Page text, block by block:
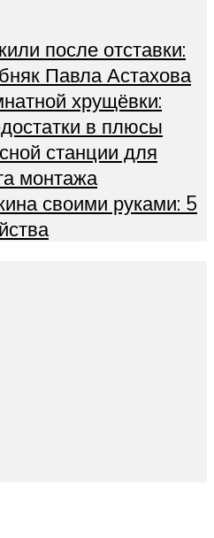
после отставки:
Павла Астахова
хрущёвки:
в плюсы
станции для
монтажа
своими руками: 5